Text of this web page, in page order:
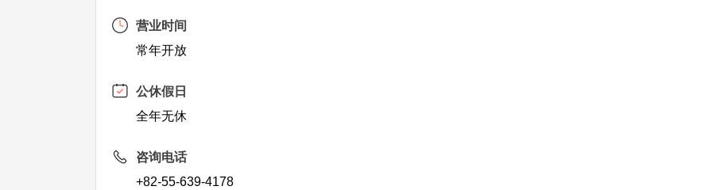
营业时间
常年开放
公休假日
全年无休
咨询电话
+82-55-639-4178